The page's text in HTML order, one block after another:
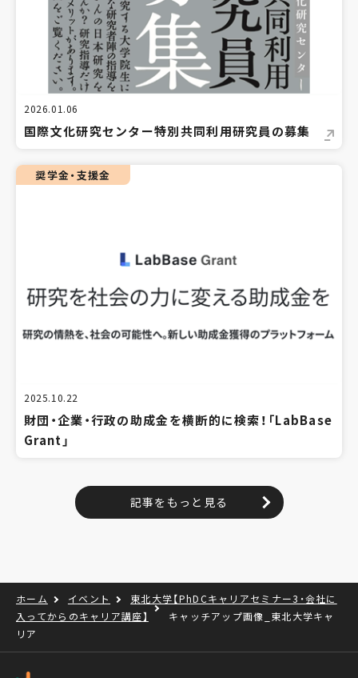
2026.01.06
国際文化研究センター特別共同利用研究員の募集
奨学金・支援金
2025.10.22
財団・企業・行政の助成金を横断的に検索！「LabBase
Grant」
記事をもっと見る
ホーム イベント
東北大学【PhDCキャリアセミナー3・会社に
入ってからのキャリア講座】
キャッチアップ画像_東北大学キャ
リア